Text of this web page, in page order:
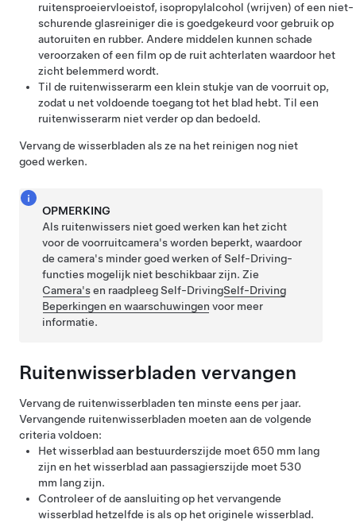
ruitensproeiervloeistof, isopropylalcohol (wrijven) of een niet-
schurende glasreiniger die is goedgekeurd voor gebruik op
autoruiten en rubber. Andere middelen kunnen schade
veroorzaken of een film op de ruit achterlaten waardoor het
zicht belemmerd wordt.
Til de ruitenwisserarm een klein stukje van de voorruit op,
zodat u net voldoende toegang tot het blad hebt. Til een
ruitenwisserarm niet verder op dan bedoeld.
Vervang de wisserbladen als ze na het reinigen nog niet
goed werken.
OPMERKING
Als ruitenwissers niet goed werken kan het zicht
voor de voorruitcamera's worden beperkt, waardoor
de camera's minder goed werken ofSelf-Driving-
functies mogelijk niet beschikbaar zijn. Zie
Camera'sen raadpleegSelf-DrivingSelf-Driving
Beperkingen en waarschuwingen voor meer
informatie.
Ruitenwisserbladen vervangen
Vervang de ruitenwisserbladen ten minste eens per jaar.
Vervangende ruitenwisserbladen moeten aan de volgende
criteria voldoen:
Het wisserblad aan bestuurderszijde moet 650 mm lang
zijn en het wisserblad aan passagierszijde moet 530
mm lang zijn.
Controleer of de aansluiting op het vervangende
wisserblad hetzelfde is als op het originele wisserblad.